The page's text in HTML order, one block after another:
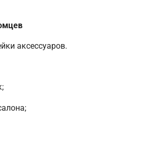
аксессуаров.